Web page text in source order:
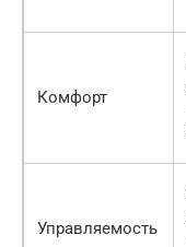
Комфорт
Управляемость